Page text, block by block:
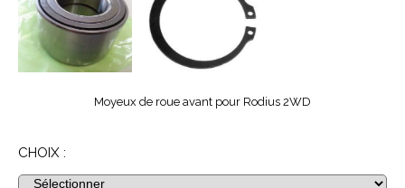
Moyeux de roue avant pour Rodius 2WD
CHOIX :